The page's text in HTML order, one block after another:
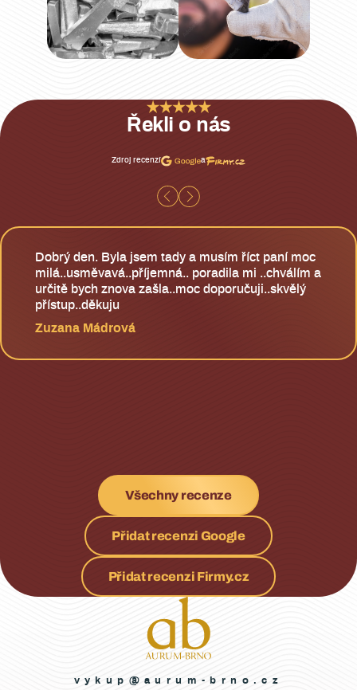
Řekli o nás
Zdroj recenzí a
Dobrý den. Byla jsem tady a musím říct paní moc
milá..usměvavá..příjemná.. poradila mi ..chválím a
určitě bych znova zašla..moc doporučuji..skvělý
přístup..děkuju
Zuzana Mádrová
Všechny recenze
Přidat recenzi Google
Přidat recenzi Firmy.cz
vykup@aurum-brno.cz